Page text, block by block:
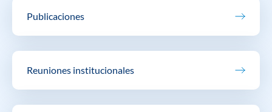
Publicaciones
Reuniones institucionales